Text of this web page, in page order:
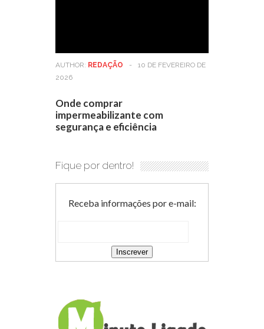
AUTHOR: REDAÇÃO -
10 DE FEVEREIRO DE
2026
Onde comprar
impermeabilizante com
segurança e eficiência
Fique por dentro!
Receba informações por e-mail: